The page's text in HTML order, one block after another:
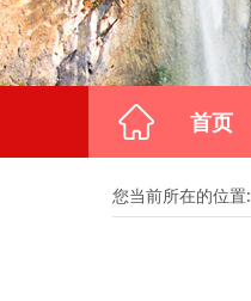
首页
您当前所在的位置: